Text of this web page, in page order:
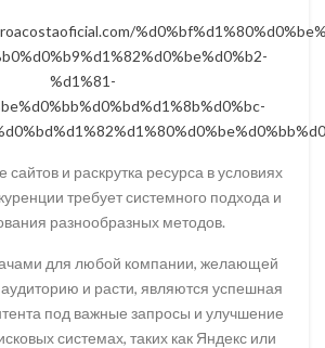
%d1%81-
и раскрутка ресурса в условиях
требует системного подхода и
разнообразных методов.
для любой компании, желающей
и расти, являются успешная
под важные запросы и улучшение
системах, таких как Яндекс или